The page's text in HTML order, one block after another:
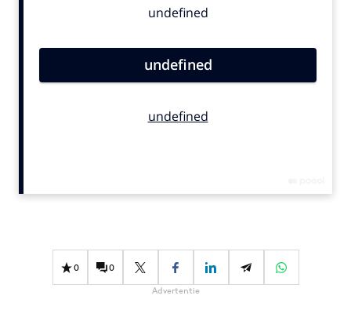
Contentmarketing
Effectiviteit
Gedragsverandering
0 0
Advertentie